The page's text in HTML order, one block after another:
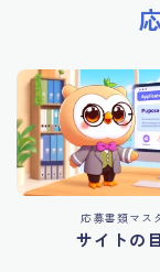
応募書類マス
サイトの